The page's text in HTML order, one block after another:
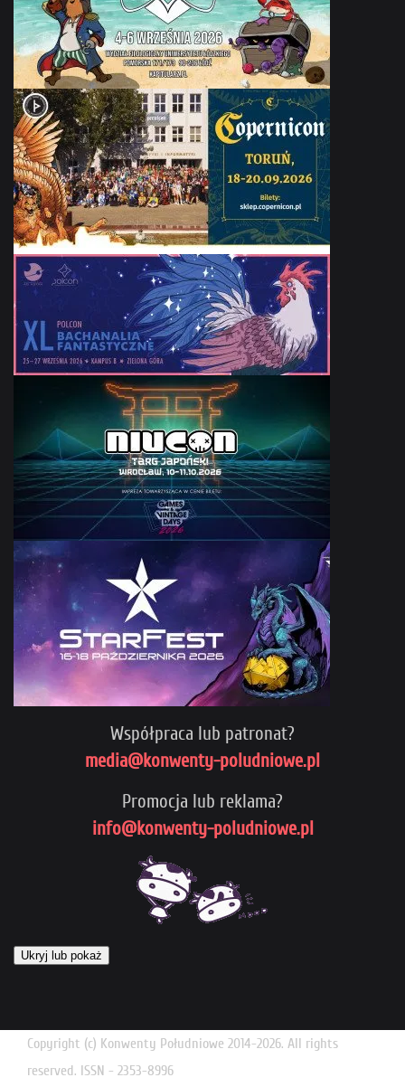
Współpraca lub patronat?
media@konwenty-poludniowe.pl
Promocja lub reklama?
info@konwenty-poludniowe.pl
Ukryj lub pokaż
Copyright (c) Konwenty Południowe 2014-2026. All rights
reserved. ISSN - 2353-8996